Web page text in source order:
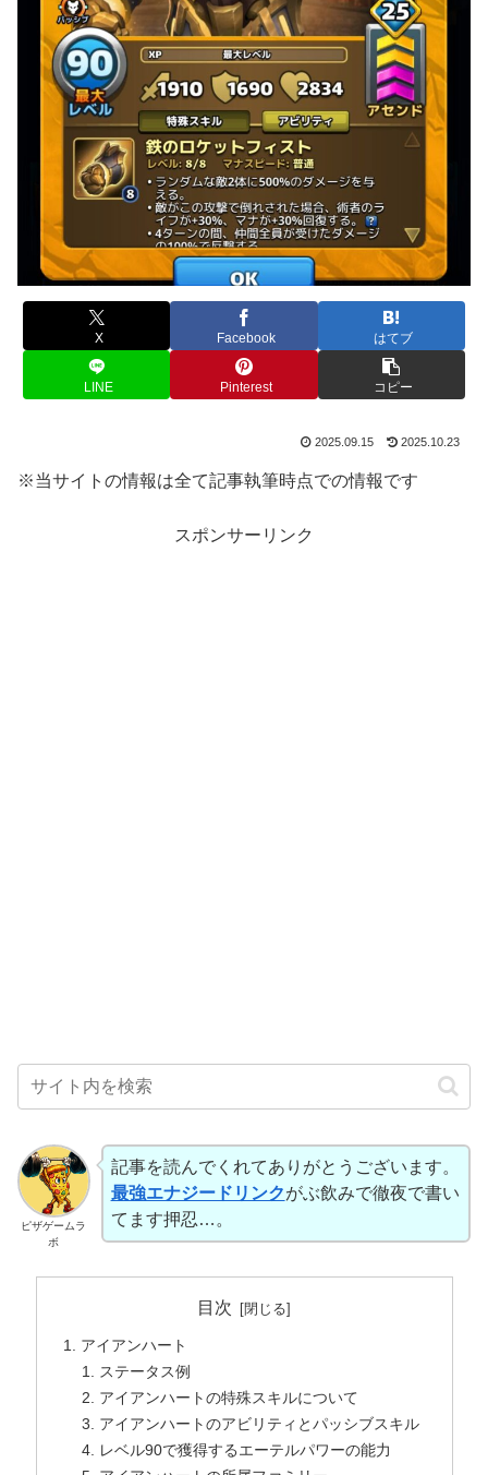
X Facebook はてブ
LINE Pinterest コピー
2025.09.15 2025.10.23
※当サイトの情報は全て記事執筆時点での情報です
スポンサーリンク
ピザゲームラ
ボ
記事を読んでくれてありがとうございます。
最強エナジードリンクがぶ飲みで徹夜で書い
てます押忍…。
目次
アイアンハート
ステータス例
アイアンハートの特殊スキルについて
アイアンハートのアビリティとパッシブスキル
レベル90で獲得するエーテルパワーの能力